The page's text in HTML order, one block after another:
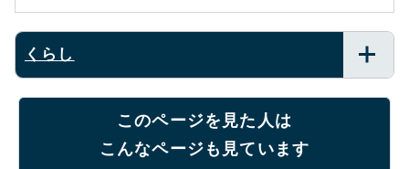
くらし
このページを見た人は
こんなページも見ています